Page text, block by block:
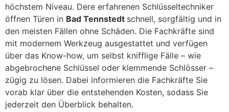
höchstem Niveau. Dere erfahrenen Schlüsseltechniker
öffnen Türen in Bad Tennstedt schnell, sorgfältig und in
den meisten Fällen ohne Schäden. Die Fachkräfte sind
mit modernem Werkzeug ausgestattet und verfügen
über das Know-how, um selbst knifflige Fälle – wie
abgebrochene Schlüssel oder klemmende Schlösser –
zügig zu lösen. Dabei informieren die Fachkräfte Sie
vorab klar über die entstehenden Kosten, sodass Sie
jederzeit den Überblick behalten.